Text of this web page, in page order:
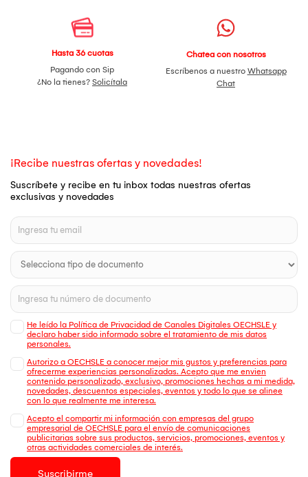
Hasta 36 cuotas
Pagando con Sip
¿No la tienes? Solicítala
Chatea con nosotros
Escríbenos a nuestro Whatsapp
Chat
¡Recibe nuestras ofertas y novedades!
Suscríbete y recibe en tu inbox todas nuestras ofertas
exclusivas y novedades
He leído la Política de Privacidad de Canales Digitales OECHSLE y
declaro haber sido informado sobre el tratamiento de mis datos
personales.
Autorizo a OECHSLE a conocer mejor mis gustos y preferencias para
ofrecerme experiencias personalizadas. Acepto que me envien
contenido personalizado, exclusivo, promociones hechas a mi medida,
novedades, descuentos especiales, eventos y todo lo que se alinee
con lo que realmente me interesa.
Acepto el compartir mi información con empresas del grupo
empresarial de OECHSLE para el envío de comunicaciones
publicitarias sobre sus productos, servicios, promociones, eventos y
otras actividades comerciales de interés.
Suscribirme